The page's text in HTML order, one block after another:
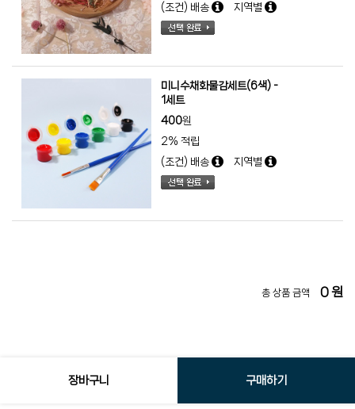
(조건) 배송
지역별
미니수채화물감세트(6색) -
1세트
400원
2% 적립
(조건) 배송
지역별
총 상품 금액 0원
장바구니 구매하기